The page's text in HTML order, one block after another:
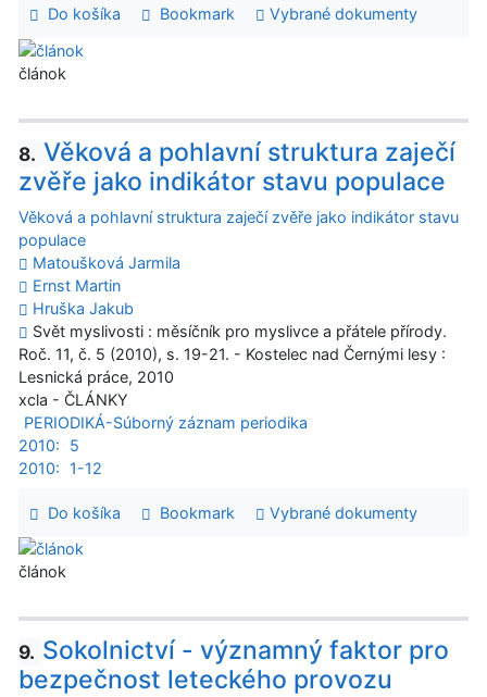
Do košíka Bookmark Vybrané dokumenty
článok
8. Věková a pohlavní struktura zaječí
zvěře jako indikátor stavu populace
Věková a pohlavní struktura zaječí zvěře jako indikátor stavu
populace
Matoušková Jarmila
Ernst Martin
Hruška Jakub
Svět myslivosti : měsíčník pro myslivce a přátele přírody.
Roč. 11, č. 5 (2010), s. 19-21. - Kostelec nad Černými lesy :
Lesnická práce, 2010
xcla - ČLÁNKY
PERIODIKÁ-Súborný záznam periodika
2010:
5
2010:
1-12
Do košíka Bookmark Vybrané dokumenty
článok
9. Sokolnictví - významný faktor pro
bezpečnost leteckého provozu